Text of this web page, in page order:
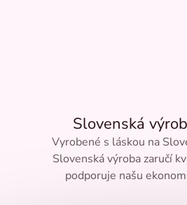
Slovenská
Vyrobené s láskou na
Slovenská výroba zaručí
podporuje našu